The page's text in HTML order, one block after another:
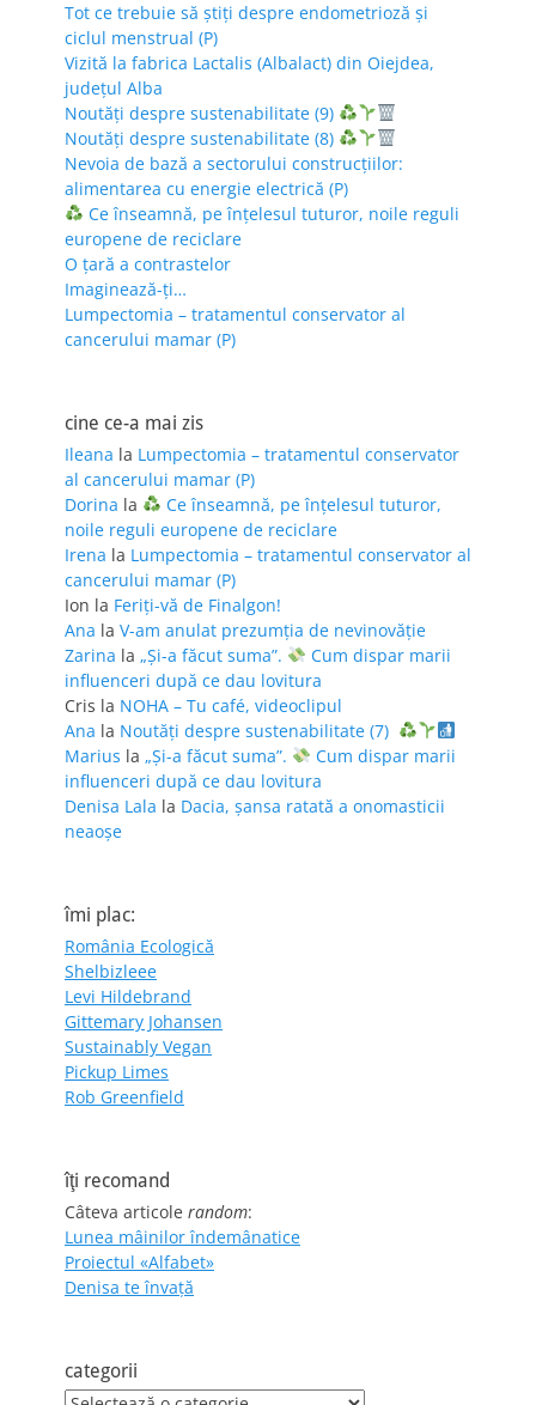
Tot ce trebuie să știți despre endometrioză și
ciclul menstrual (P)
Vizită la fabrica Lactalis (Albalact) din Oiejdea,
județul Alba
Noutăți despre sustenabilitate (9)
Noutăți despre sustenabilitate (8)
Nevoia de bază a sectorului construcțiilor:
alimentarea cu energie electrică (P)
Ce înseamnă, pe înțelesul tuturor, noile reguli
europene de reciclare
O țară a contrastelor
Imaginează-ți…
Lumpectomia – tratamentul conservator al
cancerului mamar (P)
cine ce-a mai zis
Ileana la Lumpectomia – tratamentul conservator
al cancerului mamar (P)
Dorina la
Ce înseamnă, pe înțelesul tuturor,
noile reguli europene de reciclare
Irena la Lumpectomia – tratamentul conservator al
cancerului mamar (P)
Ion la Feriţi-vă de Finalgon!
Ana la V-am anulat prezumția de nevinovăție
Zarina la „Și-a făcut suma”.
Cum dispar marii
influenceri după ce dau lovitura
Cris la NOHA – Tu café, videoclipul
Ana la Noutăți despre sustenabilitate (7)
Marius la „Și-a făcut suma”.
Cum dispar marii
influenceri după ce dau lovitura
Denisa Lala la Dacia, șansa ratată a onomasticii
neaoșe
îmi plac:
România Ecologică
Shelbizleee
Levi Hildebrand
Gittemary Johansen
Sustainably Vegan
Pickup Limes
Rob Greenfield
îţi recomand
Câteva articole random:
Lunea mâinilor îndemânatice
Proiectul «Alfabet»
Denisa te învaţă
categorii